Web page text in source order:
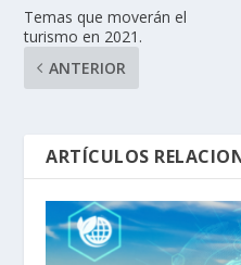
Temas que moverán el
turismo en 2021.
ANTERIOR
ARTÍCULOS